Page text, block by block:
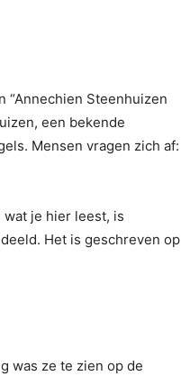
“Annechien Steenhuizen
een bekende
Mensen vragen zich af:
je hier leest, is
Het is geschreven op
was ze te zien op de